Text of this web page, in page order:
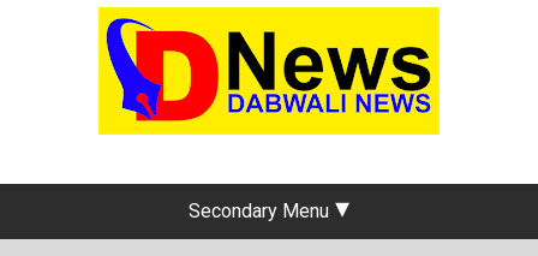
ABOUT US
INSTAGRAM
Secondary Menu